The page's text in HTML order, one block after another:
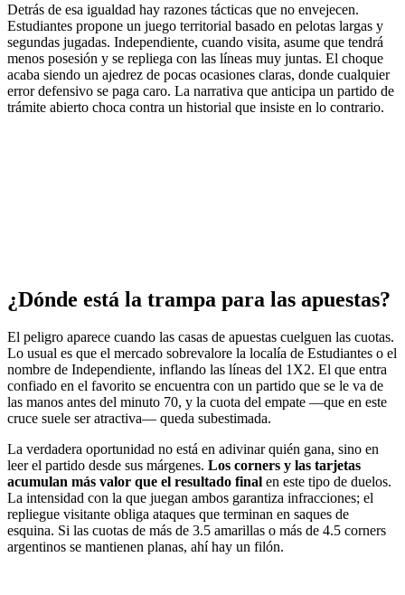
Detrás de esa igualdad hay razones tácticas que no envejecen.
Estudiantes propone un juego territorial basado en pelotas largas y
segundas jugadas. Independiente, cuando visita, asume que tendrá
menos posesión y se repliega con las líneas muy juntas. El choque
acaba siendo un ajedrez de pocas ocasiones claras, donde cualquier
error defensivo se paga caro. La narrativa que anticipa un partido de
trámite abierto choca contra un historial que insiste en lo contrario.
¿Dónde está la trampa para las apuestas?
El peligro aparece cuando las casas de apuestas cuelguen las cuotas.
Lo usual es que el mercado sobrevalore la localía de Estudiantes o el
nombre de Independiente, inflando las líneas del 1X2. El que entra
confiado en el favorito se encuentra con un partido que se le va de
las manos antes del minuto 70, y la cuota del empate —que en este
cruce suele ser atractiva— queda subestimada.
La verdadera oportunidad no está en adivinar quién gana, sino en
leer el partido desde sus márgenes. Los corners y las tarjetas
acumulan más valor que el resultado final en este tipo de duelos.
La intensidad con la que juegan ambos garantiza infracciones; el
repliegue visitante obliga ataques que terminan en saques de
esquina. Si las cuotas de más de 3.5 amarillas o más de 4.5 corners
argentinos se mantienen planas, ahí hay un filón.